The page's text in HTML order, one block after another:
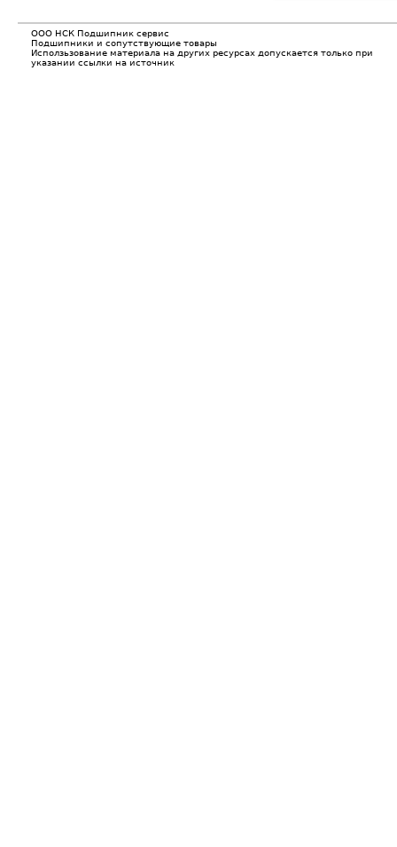
ООО НСК Подшипник сервис
Подшипники и сопутствующие товары
Исползьзование материала на других ресурсах допускается только при
указании ссылки на источник